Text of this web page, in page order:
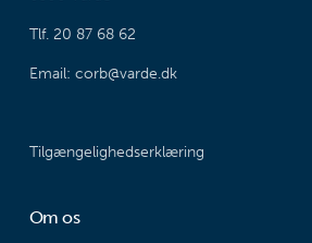
Tlf. 20 87 68 62
Email: corb@varde.dk
Tilgængelighedserklæring
Om os